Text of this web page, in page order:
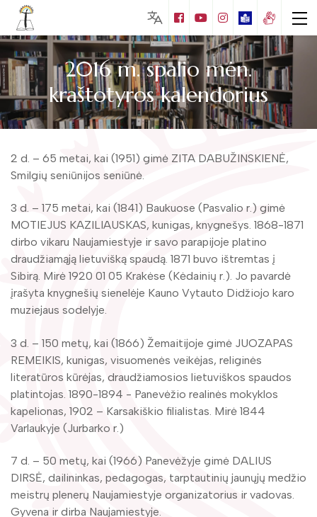
Lankytojams
Biblioteka visiems
Nemokamos paslaugos
Mokamos paslaugos
Edukacijos
Muziejų edukacijos
Mokymai
Duomenų bazės
Tarpbibliotekinis abonementas
Knygomatai
Internetas
Puziniškio muziejus (Gabrielės Petkevičaitės
– Bitės gimtinė)
Juozo Tumo – Vaižganto ir knygnešių
muziejus
Mato Grigonio literatūrinis muziejus
Kalbininko Juozo Balčikonio atminimo
kambarys
Apie Matą Grigonį
Naujos knygos
Renginiai
Kraštotyros leidiniai
Bibliotekos leidiniai
Kraštotyros kalendorius
Žymūs kraštiečiai
Literatų klubas „Polėkis“
Interaktyvi kelionė
Gabrielės Petkevičaitės-Bitės literatūrinė
premija
Virtuali biblioteka
Foto galerija
Virtualios galerijos
2016 m. spalio mėn.
kraštotyros kalendorius
2 d. – 65 metai, kai (1951) gimė ZITA DABUŽINSKIENĖ,
Smilgių seniūnijos seniūnė.
3 d. – 175 metai, kai (1841) Baukuose (Pasvalio r.) gimė
MOTIEJUS KAZILIAUSKAS, kunigas, knygnešys. 1868-1871
dirbo vikaru Naujamiestyje ir savo parapijoje platino
draudžiamąją lietuvišką spaudą. 1871 buvo ištremtas į
Sibirą. Mirė 1920 01 05 Krakėse (Kėdainių r.). Jo pavardė
įrašyta knygnešių sienelėje Kauno Vytauto Didžiojo karo
muziejaus sodelyje.
3 d. – 150 metų, kai (1866) Žemaitijoje gimė JUOZAPAS
REMEIKIS, kunigas, visuomenės veikėjas, religinės
literatūros kūrėjas, draudžiamosios lietuviškos spaudos
platintojas. 1890-1894 - Panevėžio realinės mokyklos
kapelionas, 1902 – Karsakiškio filialistas. Mirė 1844
Varlaukyje (Jurbarko r.)
7 d. – 50 metų, kai (1966) Panevėžyje gimė DALIUS
DIRSĖ, dailininkas, pedagogas, tarptautinių jaunųjų medžio
meistrų plenerų Naujamiestyje organizatorius ir vadovas.
Gyvena ir dirba Naujamiestyje.